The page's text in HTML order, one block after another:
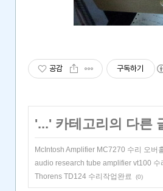
공감 구독하기
'...' 카테고리의 다른
McIntosh Amplifier MC7270 수리 오버
audio research tube amplifier vt100 수
Thorens TD124 수리작업완료
(0)